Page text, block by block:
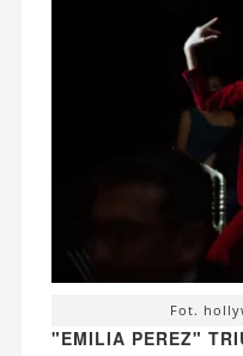
Fot.
"EMILIA PEREZ"